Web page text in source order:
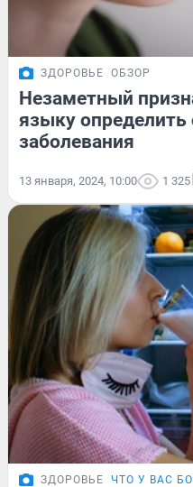
ЗДОРОВЬЕ ОБЗОР
Незаметный
языку определить
заболевания
13 января, 2024, 10:00 1 325
ЗДОРОВЬЕ ЧТО У ВАС